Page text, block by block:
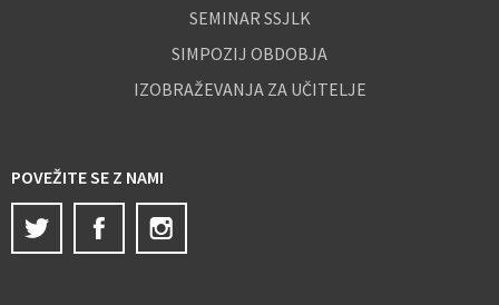
SEMINAR SSJLK
SIMPOZIJ OBDOBJA
IZOBRAŽEVANJA ZA UČITELJE
POVEŽITE SE Z NAMI
Twitter
Facebook